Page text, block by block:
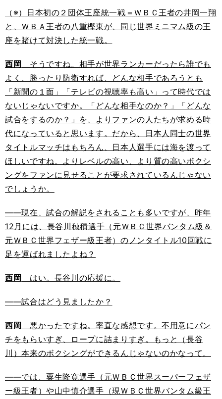
（※）日本初の２団体王座統一戦＝ＷＢＣ王者の井岡一翔
と、ＷＢＡ王者の八重樫東が、同じ世界ミニマム級の王
座を賭けて対決した統一戦。
西岡
そうですね。相手が世界ランカーだったら誰でも
よく、勝ったり防衛すれば、どんな相手であろうとも
「新聞の１面」「テレビの視聴率も高い」って時代では
ないじゃないですか。「どんな相手なのか？」「どんな
試合をするのか？」を、よりファンの人たちが求める時
代になっていると思います。だから、日本人同士の世界
タイトルマッチはもちろん、日本人選手には海を渡って
ほしいですね。よりレベルの高い、より質の高いボクシ
ングをファンに見せることが要求されているんじゃない
でしょうか。
――現在、試合の解説をされることも多いですが、昨年
12月には、長谷川穂積選手（元ＷＢＣ世界バンタム級＆
元ＷＢＣ世界フェザー級王者）のノンタイトル10回戦に
足を運ばれましたよね？
西岡 はい。長谷川の応援に。
――試合はどう見ましたか？
西岡
悪かったですね。率直な感想です。不用意にパン
チをもらいすぎ、ロープに詰まりすぎ。もっと（長谷
川）本来のボクシングができるんじゃないのかなって。
――では、粟生隆寛選手（元ＷＢＣ世界スーパーフェザ
ー級王者）や山中慎介選手（現ＷＢＣ世界バンタム級王